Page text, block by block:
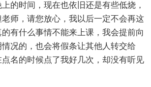
的时间，现在也依旧还是有些低烧，
师，请您放心，我以后一定不会再这
有什么事情不能来上课，我会提前向
况的，也会将假条让其他人转交给
名的时候点了我好几次，却没有听见